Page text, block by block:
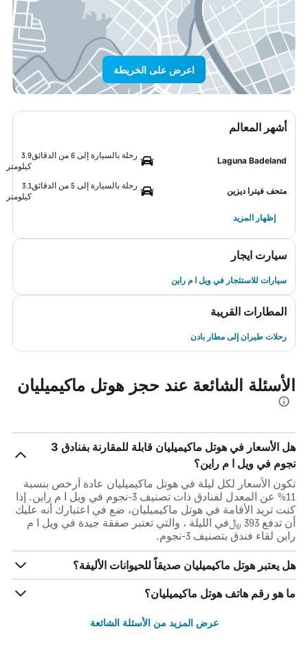
اعرض على الخريطة
أشهر المعالم
Laguna Badeland
رحلة بالسيارة إلى 6 من الدقائق
3.9
كيلومتر
متحف فيترا ديزين
رحلة بالسيارة إلى 5 من الدقائق
3.1
كيلومتر
إظهار المزيد
سيارت ايجار
سيارات للاستئجار في ويل ا م راين
المطارات القريبة
رحلات طيران إلى مطار بادن
الأسئلة الشائعة عند حجز هوتل ماكيميليان
هل الأسعار في هوتل ماكيميليان قابلة للمقارنة بفنادق 3
نجوم في ويل ا م راين؟
تكون الأسعار لكل ليلة في هوتل ماكيميليان عادة أرخص بنسبة
11% عن المعدل لفنادق ذات تصنيف 3-نجوم في ويل ا م راين. إذا
كنت تريد الأقامة في هوتل ماكيميليان، ضع في اعتبارك أنه عليك
أن تدفع 393 ﷼في الليلة ، والتي تعتبر صفقة جيدة في ويل ا م
راين لقاء فندق بتصنيف 3-نجوم.
هل يعتبر هوتل ماكيميليان صديقاً للحيوانات الأليفة؟
ما هو رقم هاتف هوتل ماكيميليان؟
عرض المزيد من الأسئلة الشائعة